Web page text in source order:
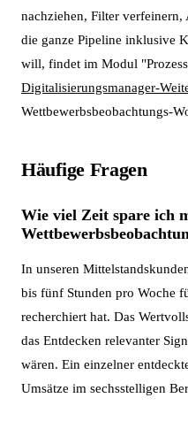
nachziehen, Filter
die ganze Pipeline inklusive
will, findet im Modul
Digitalisierungsmanager-
Wettbewerbsbeobachtungs-
Häufige Fragen
Wie viel Zeit spare ich
In unseren
bis fünf Stunden pro Woche
recherchiert hat. Das
das Entdecken relevanter
wären. Ein einzelner
Umsätze im sechsstelligen